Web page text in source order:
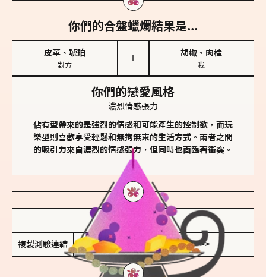
你們的合盤蠟燭結果是...
皮革、琥珀
對方
＋
胡椒、肉桂
我
你們的戀愛風格
濃烈情感張力
佔有型帶來的是強烈的情感和可能產生的控制欲，而玩
樂型則喜歡享受輕鬆和無拘無束的生活方式。兩者之間
的吸引力來自濃烈的情感張力，但同時也面臨著衝突。
儲存我的結果圖
複製測驗連結 查看香氛類型全解析 >>>